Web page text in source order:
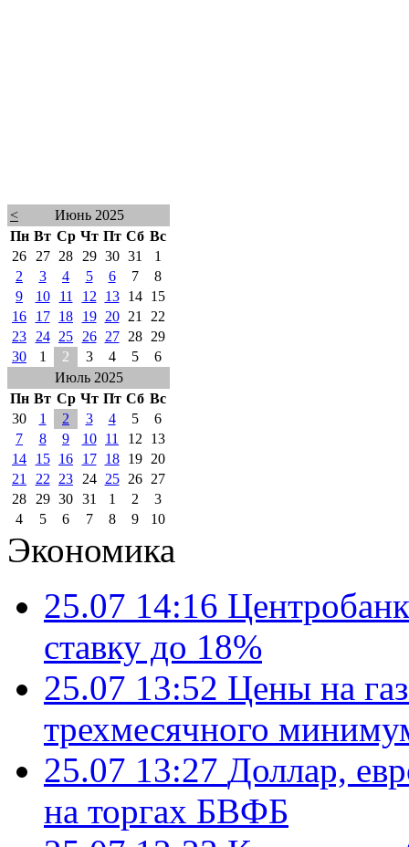
<
Июнь 2025
Пн Вт Ср Чт Пт Сб Вс
26
27 28 29 30 31
1
2
3 4 5 6 7
8
9
10 11 12 13 14
15
16
17 18 19 20 21
22
23
24 25 26 27 28
29
30
1 2 3 4 5
6
Июль 2025
Пн Вт Ср Чт Пт Сб Вс
30
1 2 3 4 5
6
7
8 9 10 11 12
13
14
15 16 17 18 19
20
21
22 23 24 25 26
27
28
29 30 31 1 2
3
4
5 6 7 8 9 10
Экономика
25.07 14:16
ставку до 18%
25.07 13:52 Цены на
трехмесячного
25.07 13:27 Доллар,
на торгах БВФБ